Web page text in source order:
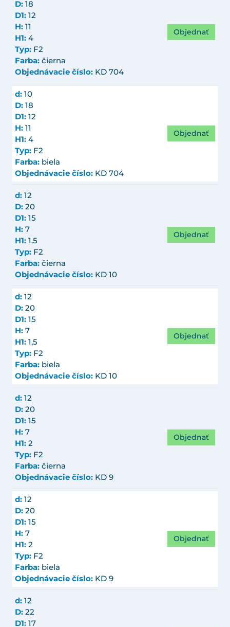
D: 18
D1: 12
H: 11
H1: 4
Typ: F2
Farba: čierna
Objednávacie číslo: KD 704
Objednať
d: 10
D: 18
D1: 12
H: 11
H1: 4
Typ: F2
Farba: biela
Objednávacie číslo: KD 704
Objednať
d: 12
D: 20
D1: 15
H: 7
H1: 1.5
Typ: F2
Farba: čierna
Objednávacie číslo: KD 10
Objednať
d: 12
D: 20
D1: 15
H: 7
H1: 1,5
Typ: F2
Farba: biela
Objednávacie číslo: KD 10
Objednať
d: 12
D: 20
D1: 15
H: 7
H1: 2
Typ: F2
Farba: čierna
Objednávacie číslo: KD 9
Objednať
d: 12
D: 20
D1: 15
H: 7
H1: 2
Typ: F2
Farba: biela
Objednávacie číslo: KD 9
Objednať
d: 12
D: 22
D1: 17